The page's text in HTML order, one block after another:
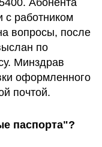
Абонента
с работником
вопросы, после
по
Минздрав
оформленного
почтой.
паспорта"?